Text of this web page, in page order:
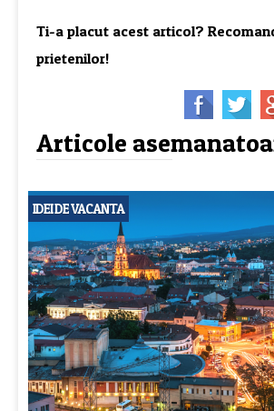
Ti-a placut acest articol?
prietenilor!
Articole
IDEI DE VACANTA